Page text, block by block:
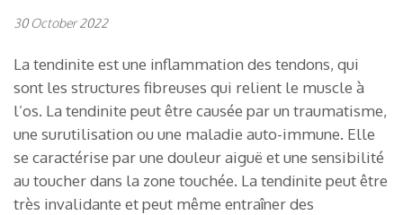
30 October 2022
La tendinite est une inflammation des tendons, qui
sont les structures fibreuses qui relient le muscle à
l’os. La tendinite peut être causée par un traumatisme,
une surutilisation ou une maladie auto-immune. Elle
se caractérise par une douleur aiguë et une sensibilité
au toucher dans la zone touchée. La tendinite peut être
très invalidante et peut même entraîner des